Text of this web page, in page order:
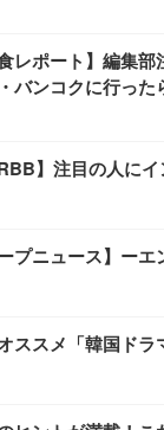
レポート】編集
バンコクに行っ
】注目の人に
プニュース】ー
ススメ「韓国ドラ